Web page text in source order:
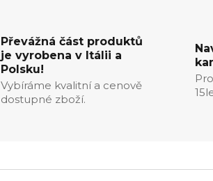
Převážná část produktů
je vyrobena v Itálii a
Polsku!
Vybíráme kvalitní a cenově
dostupné zboží.